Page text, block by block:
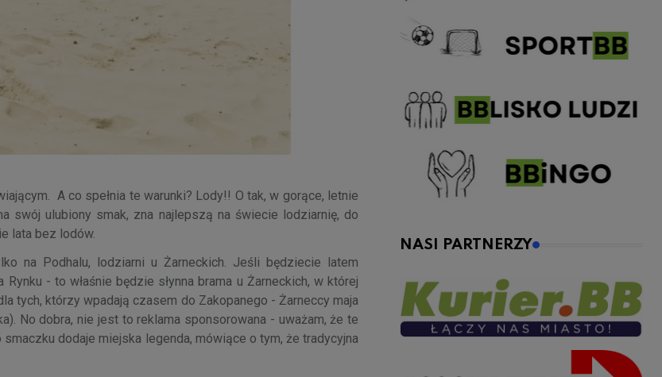
A co spełnia te warunki? Lody!! O tak, w gorące, letnie
swój ulubiony smak, zna najlepszą na świecie lodziarnię, do
lata bez lodów.
na Podhalu, lodziarni u Żarneckich. Jeśli będziecie latem
- to właśnie będzie słynna brama u Żarneckich, w której
tych, którzy wpadają czasem do Zakopanego - Żarneccy maja
No dobra, nie jest to reklama sponsorowana - uważam, że te
dodaje miejska legenda, mówiące o tym, że tradycyjna
NASI PARTNERZY